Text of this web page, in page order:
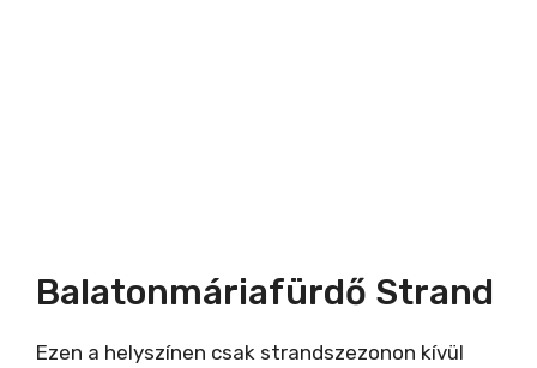
Balatonmáriafürdő Strand
Ezen a helyszínen csak strandszezonon kívül